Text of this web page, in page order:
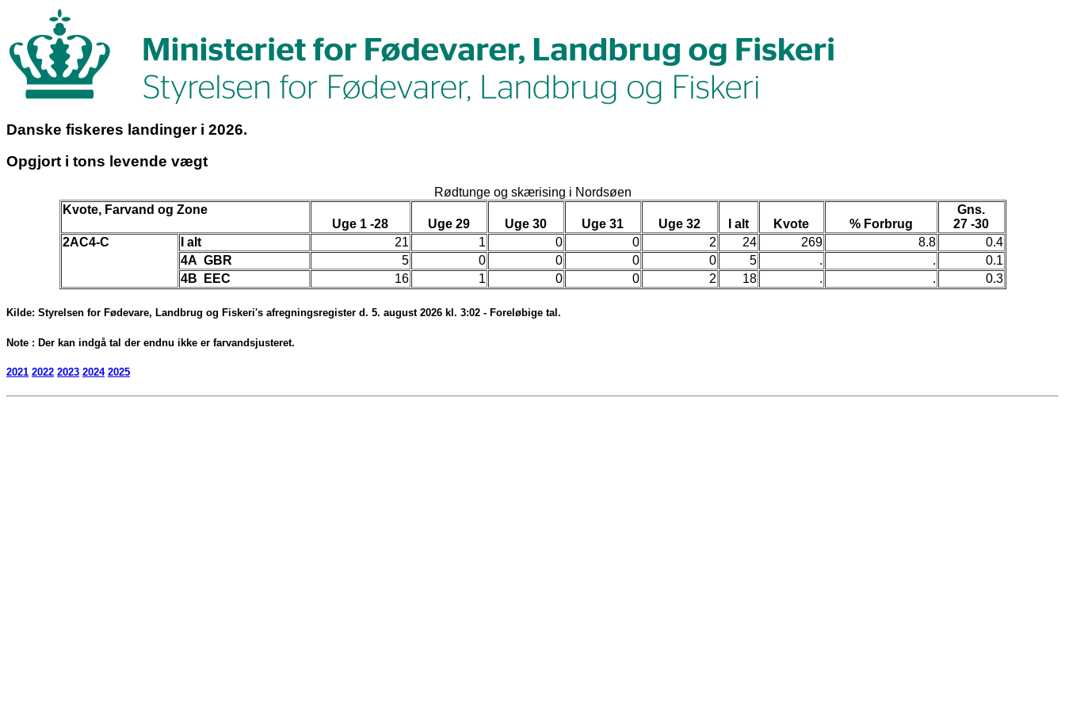
Danske fiskeres landinger i 2026.
Opgjort i tons levende vægt
Rødtunge og skærising i Nordsøen
Kvote, Farvand og Zone
Uge 1 -28
Uge 29 Uge 30 Uge 31 Uge 32 I alt Kvote % Forbrug
Gns.
27 -30
2AC4-C
I alt 21 1 0 0 2 24 269 8.8
0.4
4A GBR
5 0 0 0 0 5 . .
0.1
4B EEC
16 1 0 0 2 18 . . 0.3
Kilde: Styrelsen for Fødevare, Landbrug og Fiskeri's afregningsregister d. 5. august 2026 kl. 3:02 - Foreløbige tal.
Note : Der kan indgå tal der endnu ikke er farvandsjusteret.
2021 2022 2023 2024 2025